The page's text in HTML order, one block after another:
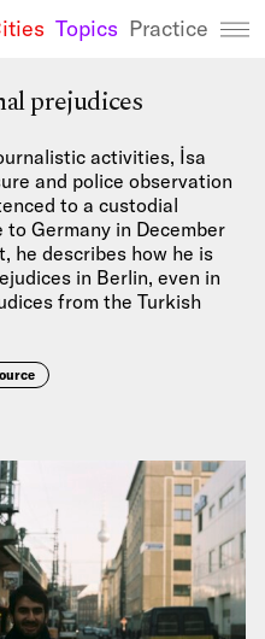
We
Topics Practice
prejudices
activities, İsa
and police observation
to a custodial
Germany in December
he describes how he is
in Berlin, even in
from the Turkish